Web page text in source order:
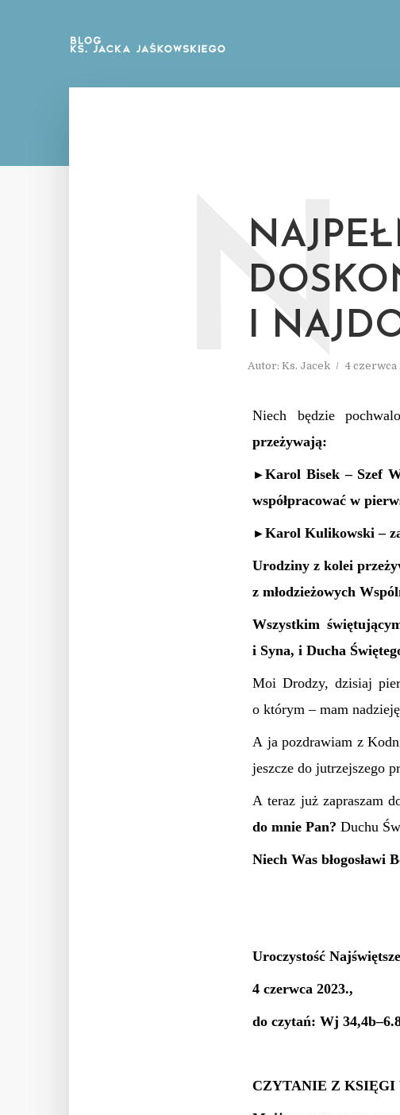
I
Autor: Ks. Jacek 4 czerwca
N
Niech będzie
przeżywają:
►Karol Bisek – Szef
współpracować w
►Karol Kulikowski –
Urodziny z kolei
z młodzieżowych
Wszystkim
i Syna, i Ducha
Moi Drodzy, dzisiaj
o którym – mam
A ja pozdrawiam z
jeszcze do jutrzejszego
A teraz już zapraszam
do mnie Pan? Duchu
Niech Was błogosławi
Uroczystość
4 czerwca 2023.,
do czytań: Wj
CZYTANIE Z KSIĘGI